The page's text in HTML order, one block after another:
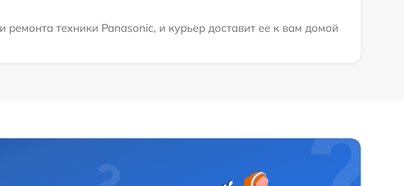
техники Panasonic, и курьер доставит ее к вам домой